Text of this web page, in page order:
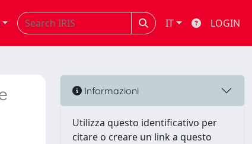
IT LOGIN
Informazioni
Utilizza questo identificativo per
citare o creare un link a questo